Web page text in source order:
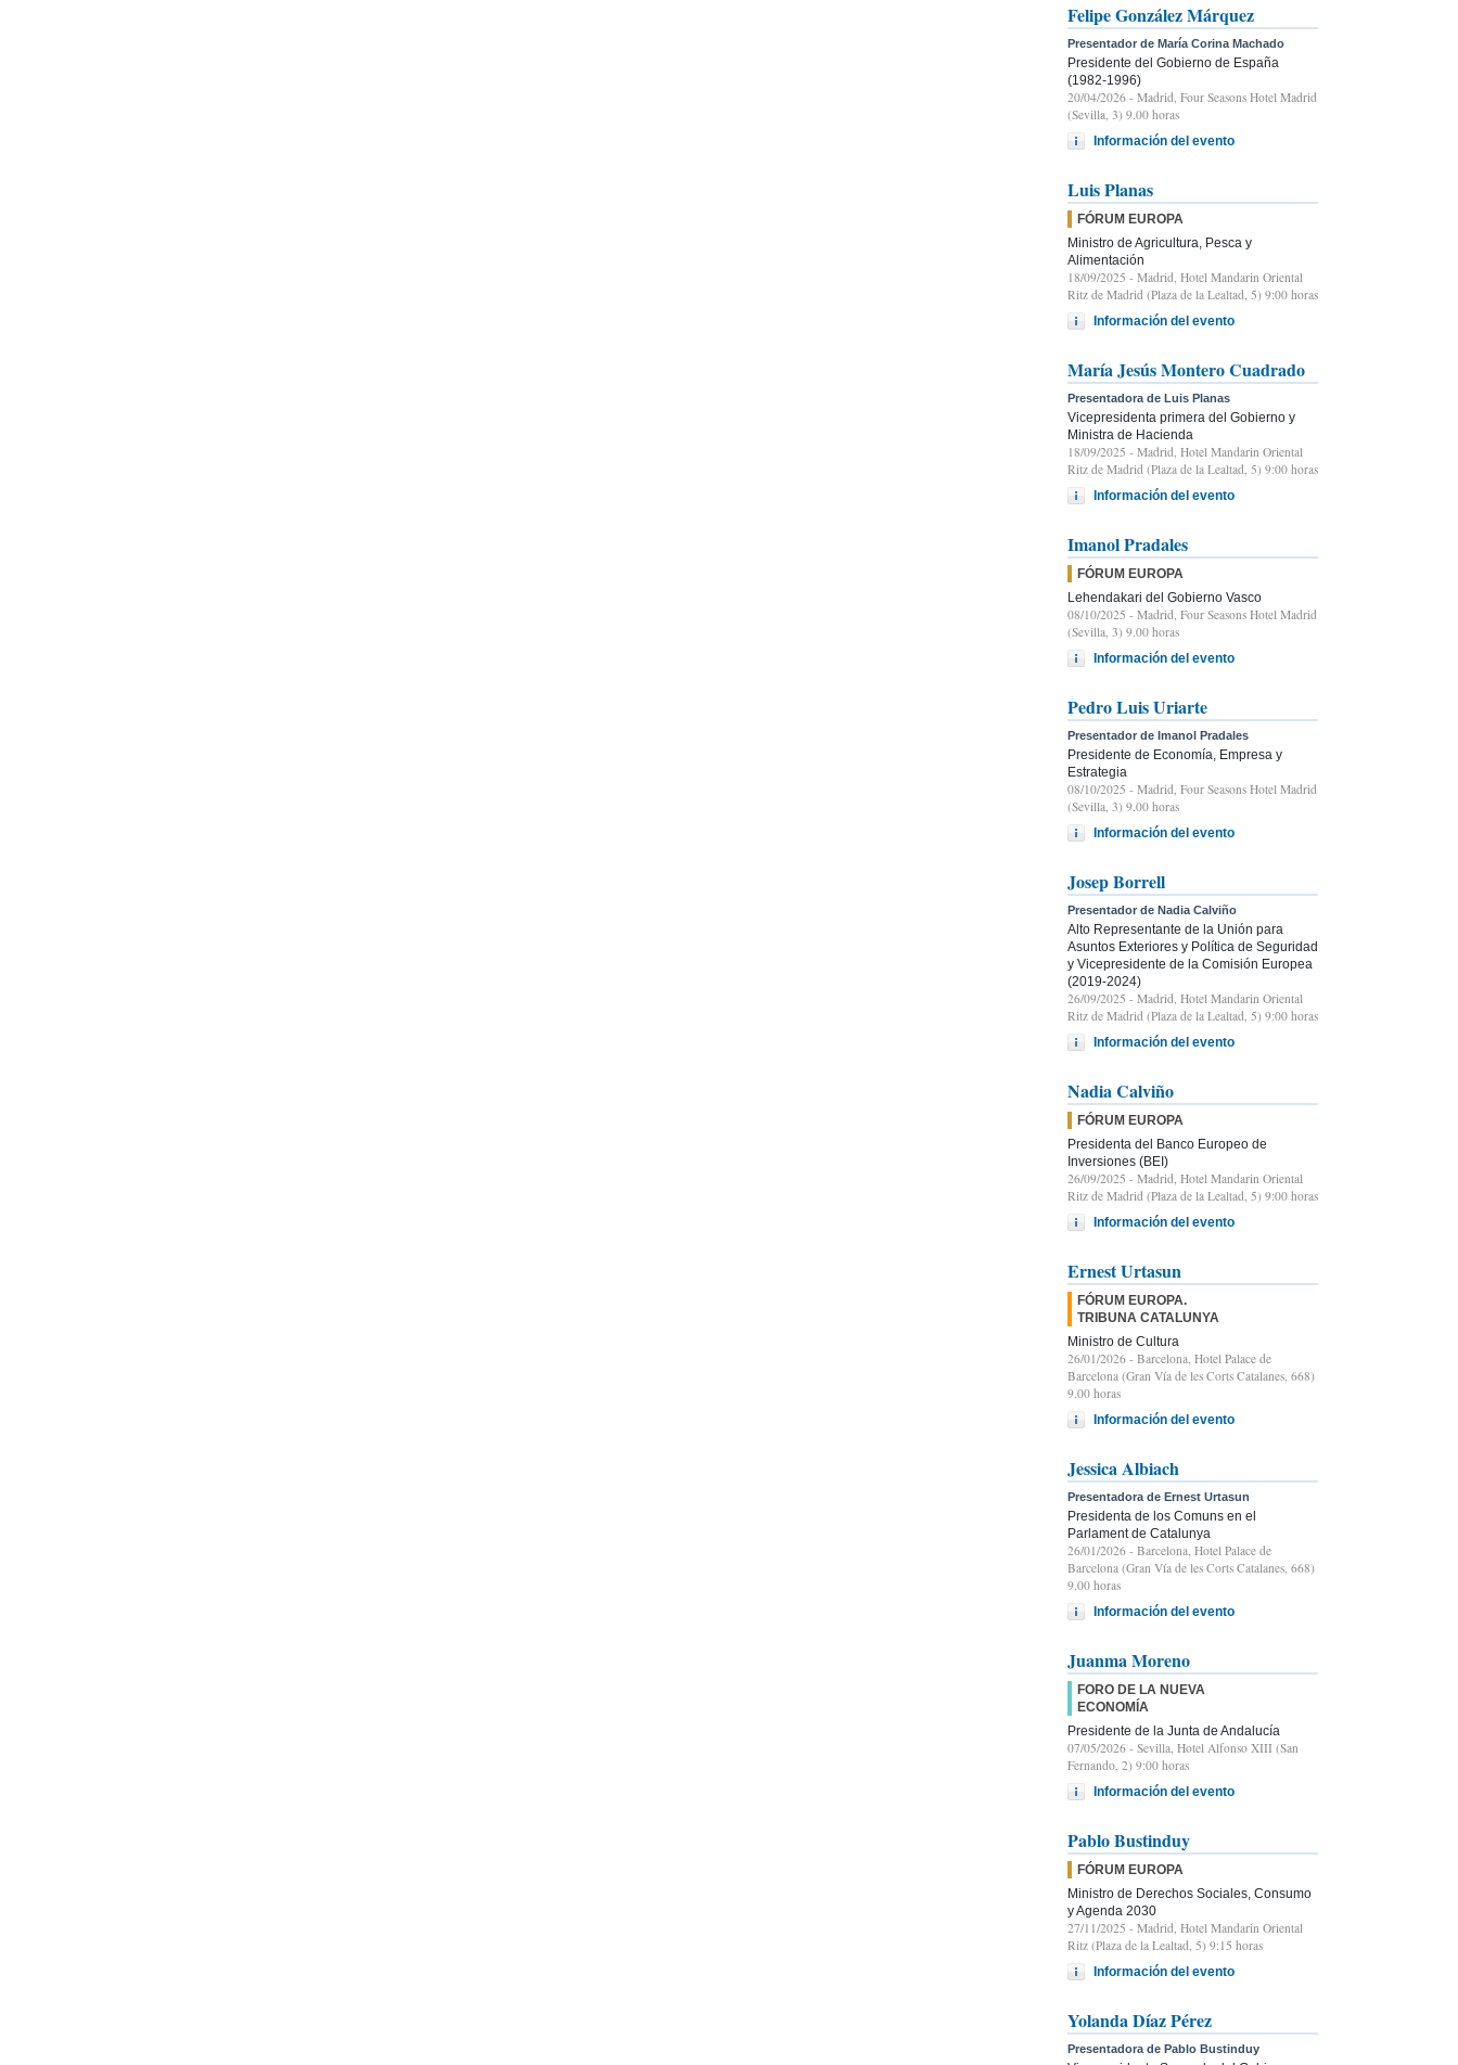
Felipe González Márquez
Presentador de María Corina Machado
Presidente del Gobierno de España
(1982-1996)
20/04/2026 - Madrid, Four Seasons Hotel Madrid
(Sevilla, 3) 9.00 horas
Información del evento
Luis Planas
FÓRUM EUROPA
Ministro de Agricultura, Pesca y
Alimentación
18/09/2025 - Madrid, Hotel Mandarin Oriental
Ritz de Madrid (Plaza de la Lealtad, 5) 9:00 horas
Información del evento
María Jesús Montero Cuadrado
Presentadora de Luis Planas
Vicepresidenta primera del Gobierno y
Ministra de Hacienda
18/09/2025 - Madrid, Hotel Mandarin Oriental
Ritz de Madrid (Plaza de la Lealtad, 5) 9:00 horas
Información del evento
Imanol Pradales
FÓRUM EUROPA
Lehendakari del Gobierno Vasco
08/10/2025 - Madrid, Four Seasons Hotel Madrid
(Sevilla, 3) 9.00 horas
Información del evento
Pedro Luis Uriarte
Presentador de Imanol Pradales
Presidente de Economía, Empresa y
Estrategia
08/10/2025 - Madrid, Four Seasons Hotel Madrid
(Sevilla, 3) 9.00 horas
Información del evento
Josep Borrell
Presentador de Nadia Calviño
Alto Representante de la Unión para
Asuntos Exteriores y Política de Seguridad
y Vicepresidente de la Comisión Europea
(2019-2024)
26/09/2025 - Madrid, Hotel Mandarin Oriental
Ritz de Madrid (Plaza de la Lealtad, 5) 9:00 horas
Información del evento
Nadia Calviño
FÓRUM EUROPA
Presidenta del Banco Europeo de
Inversiones (BEI)
26/09/2025 - Madrid, Hotel Mandarin Oriental
Ritz de Madrid (Plaza de la Lealtad, 5) 9:00 horas
Información del evento
Ernest Urtasun
FÓRUM EUROPA.
TRIBUNA CATALUNYA
Ministro de Cultura
26/01/2026 - Barcelona, Hotel Palace de
Barcelona (Gran Vía de les Corts Catalanes, 668)
9.00 horas
Información del evento
Jessica Albiach
Presentadora de Ernest Urtasun
Presidenta de los Comuns en el
Parlament de Catalunya
26/01/2026 - Barcelona, Hotel Palace de
Barcelona (Gran Vía de les Corts Catalanes, 668)
9.00 horas
Información del evento
Juanma Moreno
FORO DE LA NUEVA
ECONOMÍA
Presidente de la Junta de Andalucía
07/05/2026 - Sevilla, Hotel Alfonso XIII (San
Fernando, 2) 9:00 horas
Información del evento
Pablo Bustinduy
FÓRUM EUROPA
Ministro de Derechos Sociales, Consumo
y Agenda 2030
27/11/2025 - Madrid, Hotel Mandarin Oriental
Ritz (Plaza de la Lealtad, 5) 9:15 horas
Información del evento
Yolanda Díaz Pérez
Presentadora de Pablo Bustinduy